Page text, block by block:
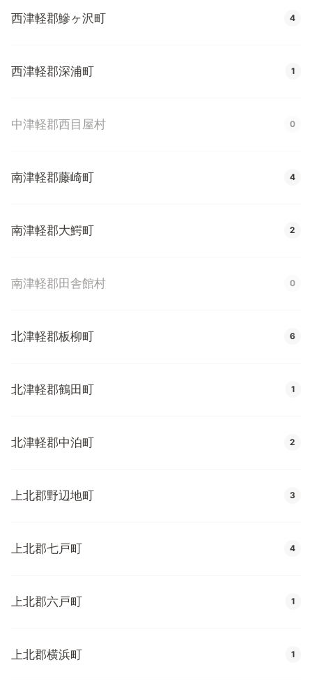
西津軽郡鰺ヶ沢町 4
西津軽郡深浦町 1
中津軽郡西目屋村 0
南津軽郡藤崎町 4
南津軽郡大鰐町 2
南津軽郡田舎館村 0
北津軽郡板柳町 6
北津軽郡鶴田町 1
北津軽郡中泊町 2
上北郡野辺地町 3
上北郡七戸町 4
上北郡六戸町 1
上北郡横浜町 1